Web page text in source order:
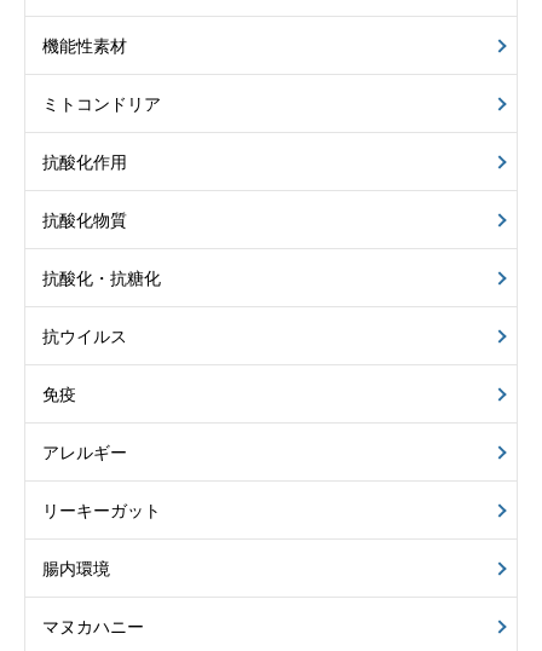
機能性素材
ミトコンドリア
抗酸化作用
抗酸化物質
抗酸化・抗糖化
抗ウイルス
免疫
アレルギー
リーキーガット
腸内環境
マヌカハニー